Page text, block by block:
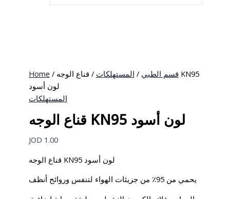
Home / قسم الطبي / المستهلكات / قناع الوجه KN95
لون أسود
المستهلكات
قناع الوجه KN95 لون أسود
JOD 1.00
قناع الوجه KN95 لون أسود
يحمي من 95٪ من جزيئات الهواء لتنفس وروائح أنظف